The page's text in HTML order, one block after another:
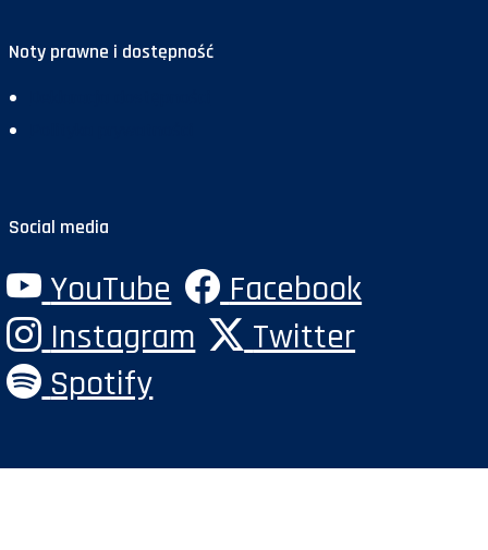
Noty prawne i dostępność
Social media
YouTube
Facebook
Instagram
Twitter
Spotify